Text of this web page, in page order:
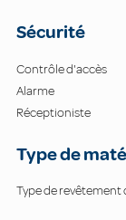
Sécurité
Contrôle d'accès
Alarme
Réceptioniste
Type de
Type de revêtement